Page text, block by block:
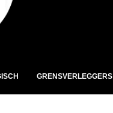
GRENSVERLEGGERS